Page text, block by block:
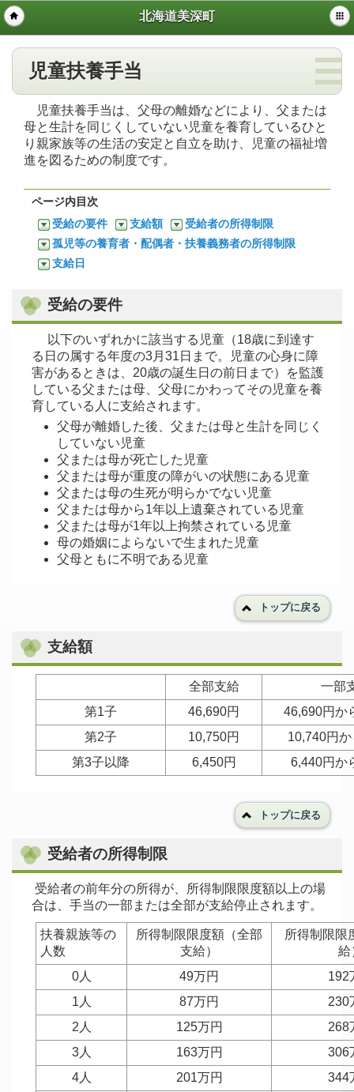
北海道美深町
児童扶養手当
児童扶養手当は、父母の離婚などにより、父または
母と生計を同じくしていない児童を養育しているひと
り親家族等の生活の安定と自立を助け、児童の福祉増
進を図るための制度です。
ページ内目次
受給の要件
支給額
受給者の所得制限
孤児等の養育者・配偶者・扶養義務者の所得制限
支給日
受給の要件
以下のいずれかに該当する児童（18歳に到達す
る日の属する年度の3月31日まで。児童の心身に障
害があるときは、20歳の誕生日の前日まで）を監護
している父または母、父母にかわってその児童を養
育している人に支給されます。
父母が離婚した後、父または母と生計を同じく
していない児童
父または母が死亡した児童
父または母が重度の障がいの状態にある児童
父または母の生死が明らかでない児童
父または母から1年以上遺棄されている児童
父または母が1年以上拘禁されている児童
母の婚姻によらないで生まれた児童
父母ともに不明である児童
トップに戻る
支給額
全部支給
一部
第1子
46,690円
46,690円か
第2子
10,750円
10,740円
第3子以降
6,450円 6,440円か
トップに戻る
受給者の所得制限
受給者の前年分の所得が、所得制限限度額以上の場
合は、手当の一部または全部が支給停止されます。
扶養親族等の
人数
所得制限限度額（全部
支給）
所得制限限
給
0人
49万円
192
1人
87万円
230
2人
125万円
268
3人
163万円
306
4人
201万円
344